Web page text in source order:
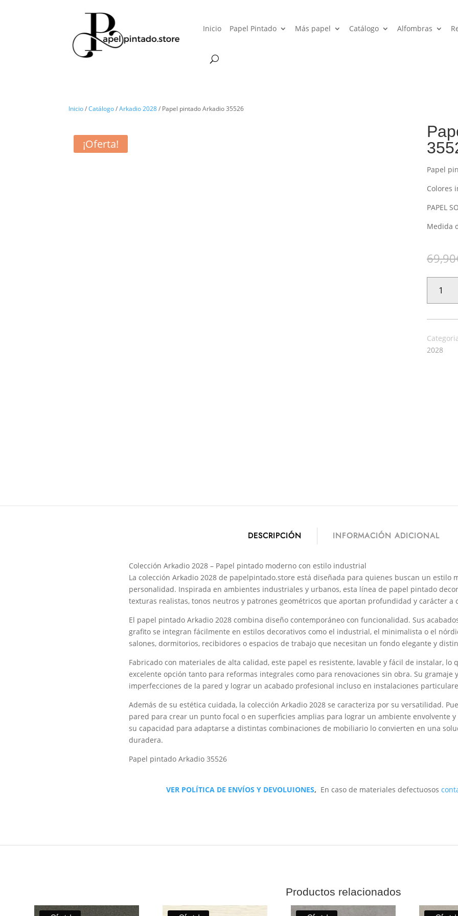
Inicio Papel Pintado Más papel Catálogo Alfombras
Inicio/Catálogo/Arkadio 2028/ Papel pintado Arkadio 35526
¡Oferta!
Papel
Colores
PAPEL
Medida
69,90
PINTADO
ARKADIO
35526
2028
DESCRIPCIÓN INFORMACIÓN ADICIONAL
Colección Arkadio 2028 – Papel pintado moderno con estilo industrial
La colección Arkadio 2028 de papelpintado.store está diseñada para quienes buscan un estilo
personalidad. Inspirada en ambientes industriales y urbanos, esta línea de papel pintado
texturas realistas, tonos neutros y patrones geométricos que aportan profundidad y carácter a
El papel pintado Arkadio 2028 combina diseño contemporáneo con funcionalidad. Sus
grafito se integran fácilmente en estilos decorativos como el industrial, el minimalista o el
salones, dormitorios, recibidores o espacios de trabajo que necesitan un fondo elegante y
Fabricado con materiales de alta calidad, este papel es resistente, lavable y fácil de instalar, lo
excelente opción tanto para reformas integrales como para renovaciones sin obra. Su
imperfecciones de la pared y lograr un acabado profesional incluso en instalaciones
Además de su estética cuidada, la colección Arkadio 2028 se caracteriza por su versatilidad.
pared para crear un punto focal o en superficies amplias para lograr un ambiente envolvente
su capacidad para adaptarse a distintas combinaciones de mobiliario lo convierten en una
duradera.
Papel pintado Arkadio 35526
VER POLÍTICA DE ENVÍOS Y DEVOLUIONES, En caso de materiales defectuosos
Productos relacionados